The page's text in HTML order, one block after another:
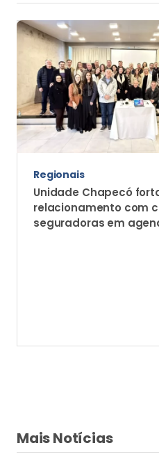
Regionais
Unidade Chapecó
relacionamento com
seguradoras em
Mais Notícias